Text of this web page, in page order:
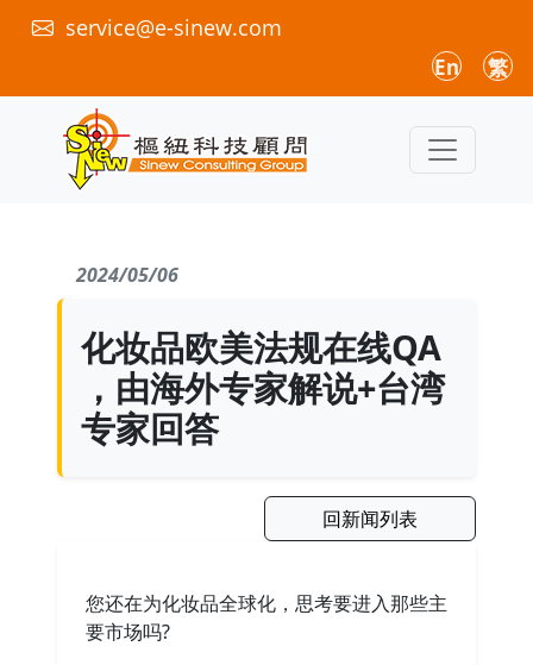
service@e-sinew.com
En 繁
2024/05/06
化妆品欧美法规在线QA
，由海外专家解说+台湾
专家回答
回新闻列表
您还在为化妆品全球化，思考要进入那些主
要市场吗?